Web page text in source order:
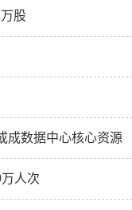
股
成数据中心核心资源
人次